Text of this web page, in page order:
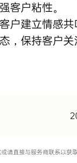
客户粘性。
户建立情感共
，保持客户
直接与服务商联系以